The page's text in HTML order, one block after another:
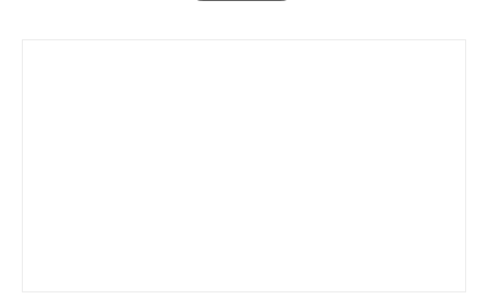
Print